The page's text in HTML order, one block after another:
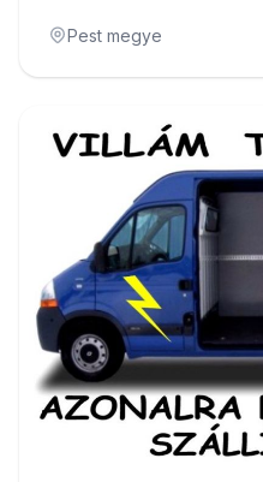
Pest megye